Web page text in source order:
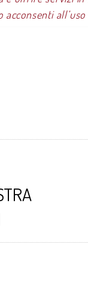
all’uso